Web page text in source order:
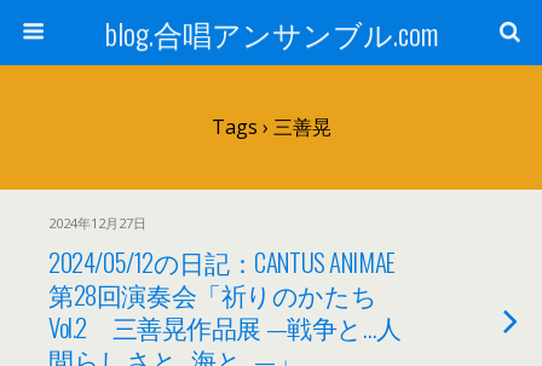
blog.合唱アンサンブル.com
Tags › 三善晃
2024年12月27日
2024/05/12の日記：CANTUS ANIMAE
第28回演奏会「祈りのかたち
Vol.2 三善晃作品展 —戦争と…人